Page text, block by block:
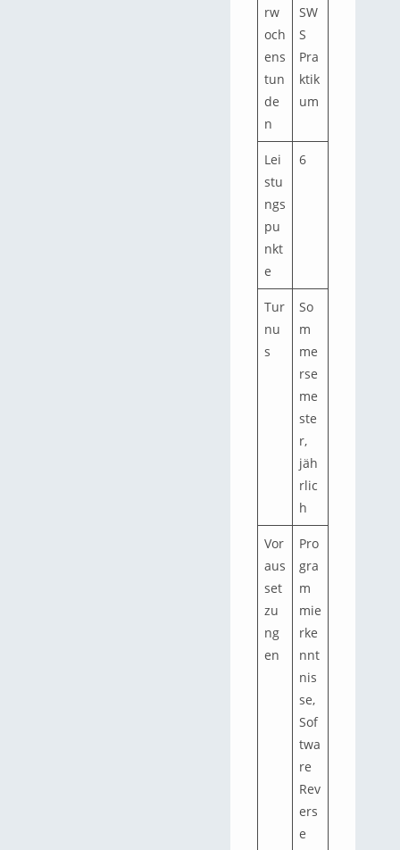
rw
och
ens
tun
de
n
SW
S
Pra
ktik
um
Lei
stu
ngs
pu
nkt
e
6
Tur
nu
s
So
m
me
rse
me
ste
r,
jäh
rlic
h
Vor
aus
set
zu
ng
en
Pro
gra
m
mie
rke
nnt
nis
se,
Sof
twa
re
Rev
ers
e